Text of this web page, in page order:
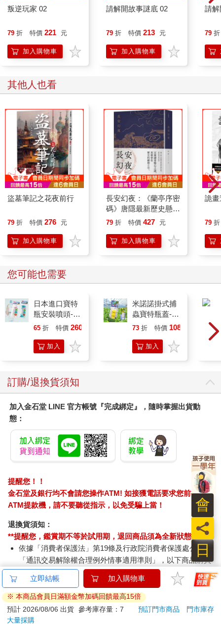
間公廁是給新兵用的，他們還不曉得怎麼臨機應變、善用身邊現
封住了，坐起來非常舒適。箱子側邊還有方便搬運的把手。
我們搬了三個箱子、圍成一圈，舒舒服服坐上去，沒坐滿兩個鐘
頭是絕對不會起來的。
廁沒有門，二十個男人坐成一排一起上廁所，好像搭火車那樣。
大家蹲馬桶的樣子一覽無遺──新兵本來就得時時刻刻受人監視。
移，許多事也就習慣成自然。
在大庭廣眾之下蹲馬桶其實是種享受，不曉得大家之前為什麼這
麼抗拒，排泄不就跟吃飯喝水一樣自然嗎？要不是蹲廁所對我們
來說這麼重要，而且還是全新的體驗，不然根本不值一提。其他
老兵早就習以為常。
比起其他人，軍人更熟悉自己的腸胃和消化系統。他們的日常詞
彙中，大概就有四分之三和這方面相關。不管是極度的喜悅還是
深沉的憤怒，都能在其中找到最貼切精闢的表達。用其他方式來
描述可就沒這麼簡單明瞭。哪天等我們從戰場返家，老師和家人
八成會很意外吧，但這其實是軍中的通用語言。
排泄這件事被迫公開曝光之後，大家反而重新找回純真爽朗的特
質。此外，坦蕩蕩蹲馬桶對我們來說如此自然，所以總能自在舒
爽地解決，就像打牌時拿到一手好牌一樣暢快。大家之所以將各
種八卦稱為「糞坑謠言」也不是沒道理。在軍營裡，這種地方就
此時此刻，我們覺得這裡比鋪滿白瓷磚的豪華廁所更舒服，那邊
叛逆玩家 02
79 折 特價 221 元
加入購物車
請解開故事謎底 02
79 折 特價 213 元
加入購物車
請解
79 折
其他人也看
盜墓筆記之花夜前行
79 折 特價 276 元
加入購物車
長安幻夜：《蘭亭序密
碼》唐隱最新歷史懸疑
鉅作
79 折 特價 427 元
加入購物車
詭
79 折
您可能也需要
日本進口寶特
瓶安裝噴頭-2
入x2包
65 折 特價 260
加入
購物
米諾諾掛式捕
蟲寶特瓶蓋-2
入x12組
73 折 特價 1088
加入
購物
訂購/退換貨須知
加入金石堂 LINE 官方帳號『完成綁定』，隨時掌握出貨動
態：
提醒您！！
金石堂及銀行均不會請您操作ATM! 如接獲電話要求您前往
ATM提款機，請不要聽從指示，以免受騙上當！
退換貨須知：
**提醒您，鑑賞期不等於試用期，退回商品須為全新狀態**
依據「消費者保護法」第19條及行政院消費者保護處公告之
「通訊交易解除權合理例外情事適用準則」，以下商品購買
後，除商品本身有瑕疵外，將不提供7天的猶豫期：
易於腐敗、保存期限較短或解約時即將逾期。（如：生
鮮食品）
依消費者要求所為之客製化給付。（客製化商品）
報紙、期刊或雜誌。（含MOOK、外文雜誌）
日
員
會